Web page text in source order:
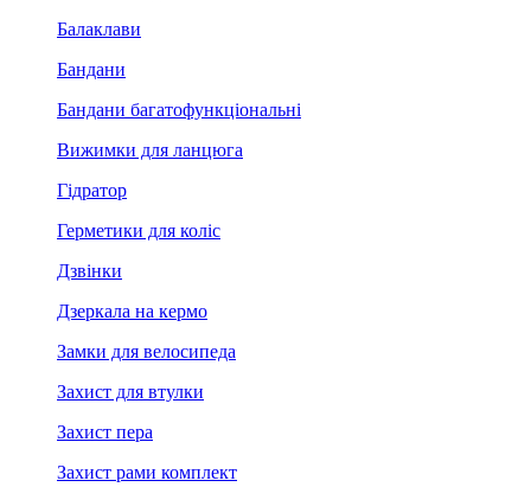
Балаклави
Бандани
Бандани багатофункціональні
Вижимки для ланцюга
Гідратор
Герметики для коліс
Дзвінки
Дзеркала на кермо
Замки для велосипеда
Захист для втулки
Захист пера
Захист рами комплект